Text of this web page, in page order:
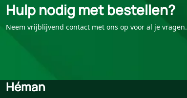
Hulp nodig met bestellen?
Neem vrijblijvend contact met ons op voor al je vragen.
Héman